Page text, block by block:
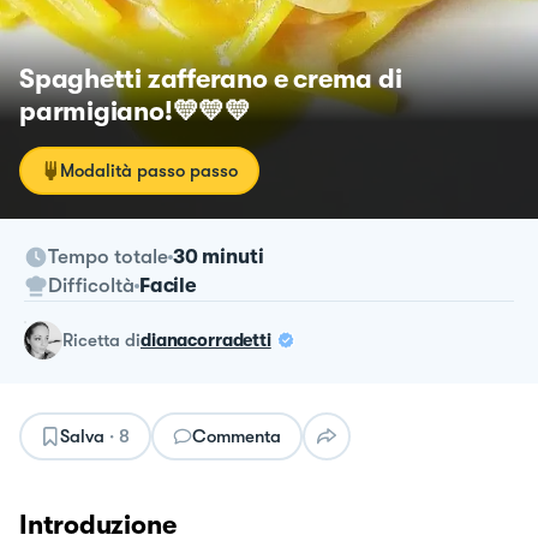
Spaghetti zafferano e crema di
parmigiano!💛💛💛
Modalità passo passo
Tempo totale 30 minuti
Difficoltà Facile
ricetta didianacorradetti
Salva · 8 Commenta
Introduzione